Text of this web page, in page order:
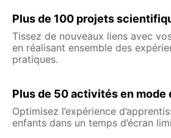
Plus de 100 projets
Tissez de nouveaux liens avec
en réalisant ensemble des
pratiques.
Plus de 50 activités en mode
Optimisez l’expérience
enfants dans un temps d’écran